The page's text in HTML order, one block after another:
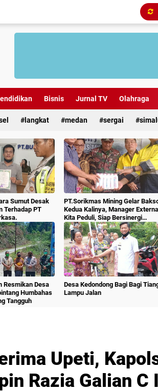
Bisnis Jurnal TV Olahraga
langkat medan sergai
Sumut Desak
Terhadap PT
PT.Sorikmas Mining Gelar
Kedua Kalinya, Manager
Kita Peduli, Siap Bersinergi
Dengan Pemda & Masyarakat.
Resmikan Desa
Humbahas
Tangguh
Desa Kedondong Bagi Bagi
Lampu Jalan
Upeti,
Razia Galian C